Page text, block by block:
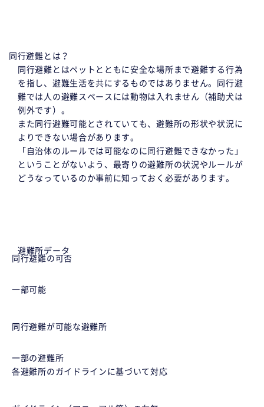
同行避難とは？
同行避難とはペットとともに安全な場所まで避難する行為
を指し、避難生活を共にするものではありません。同行避
難では人の避難スペースには動物は入れません（補助犬は
例外です）。
また同行避難可能とされていても、避難所の形状や状況に
よりできない場合があります。
「自治体のルールでは可能なのに同行避難できなかった」
ということがないよう、最寄りの避難所の状況やルールが
どうなっているのか事前に知っておく必要があります。
避難所データ
同行避難の可否
一部可能
同行避難が可能な避難所
一部の避難所
各避難所のガイドラインに基づいて対応